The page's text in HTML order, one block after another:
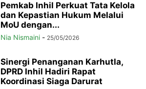
Pemkab Inhil Perkuat Tata Kelola
dan Kepastian Hukum Melalui
MoU dengan...
Nia Nismaini - 25/05/2026
Sinergi Penanganan Karhutla,
DPRD Inhil Hadiri Rapat
Koordinasi Siaga Darurat